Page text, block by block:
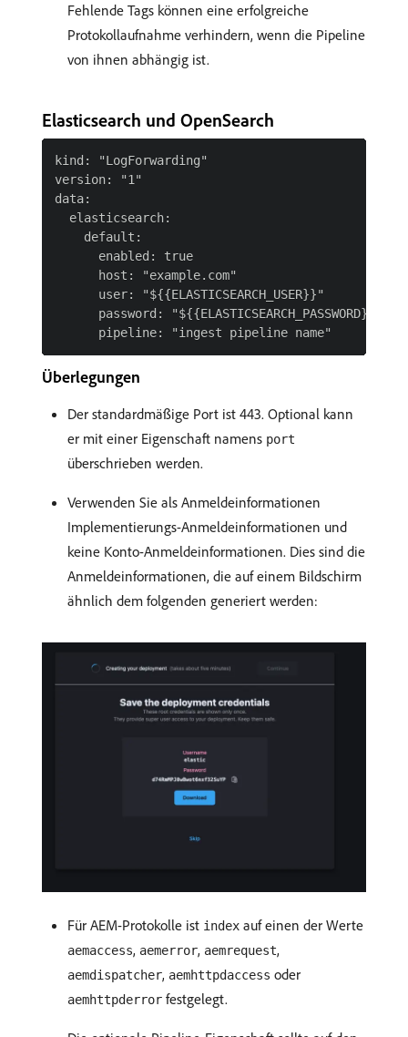
Fehlende Tags können eine erfolgreiche
Protokollaufnahme verhindern, wenn die Pipeline
von ihnen abhängig ist.
Elasticsearch und OpenSearch
kind: "LogForwarding"
version: "1"
data:
  elasticsearch:
    default:
      enabled: true
      host: "example.com"
      user: "${{ELASTICSEARCH_USER}}"
      password: "${{ELASTICSEARCH_PASSWORD}}"
Überlegungen
Der standardmäßige Port ist 443. Optional kann
er mit einer Eigenschaft namens port
überschrieben werden.
Verwenden Sie als Anmeldeinformationen
Implementierungs-Anmeldeinformationen und
keine Konto-Anmeldeinformationen. Dies sind die
Anmeldeinformationen, die auf einem Bildschirm
ähnlich dem folgenden generiert werden:
Für AEM-Protokolle ist index auf einen der Werte
aemaccess, aemerror, aemrequest,
aemdispatcher, aemhttpdaccess oder
aemhttpderror festgelegt.